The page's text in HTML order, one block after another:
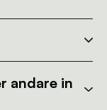
andare in